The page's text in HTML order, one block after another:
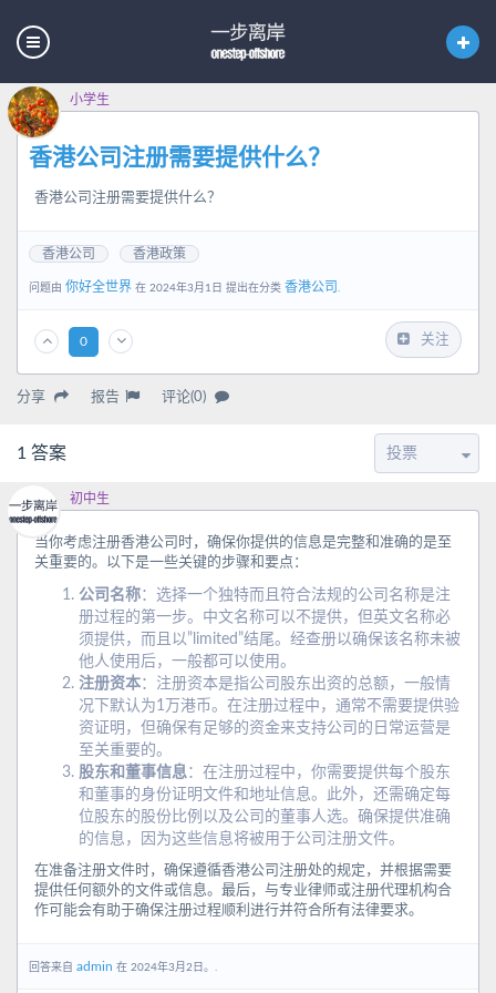
小学生
香港公司注册需要提供什么？
香港公司注册需要提供什么？
香港公司 香港政策
问题由 你好全世界 在 2024年3月1日 提出在分类 香港公司 .
0 关注
分享 报告 评论(0)
1 答案
初中生
当你考虑注册香港公司时，确保你提供的信息是完整和准确的是至
关重要的。以下是一些关键的步骤和要点：
公司名称：选择一个独特而且符合法规的公司名称是注
册过程的第一步。中文名称可以不提供，但英文名称必
须提供，而且以”limited”结尾。经查册以确保该名称未被
他人使用后，一般都可以使用。
注册资本：注册资本是指公司股东出资的总额，一般情
况下默认为1万港币。在注册过程中，通常不需要提供验
资证明，但确保有足够的资金来支持公司的日常运营是
至关重要的。
股东和董事信息：在注册过程中，你需要提供每个股东
和董事的身份证明文件和地址信息。此外，还需确定每
位股东的股份比例以及公司的董事人选。确保提供准确
的信息，因为这些信息将被用于公司注册文件。
在准备注册文件时，确保遵循香港公司注册处的规定，并根据需要
提供任何额外的文件或信息。最后，与专业律师或注册代理机构合
作可能会有助于确保注册过程顺利进行并符合所有法律要求。
回答来自 admin 在 2024年3月2日。.